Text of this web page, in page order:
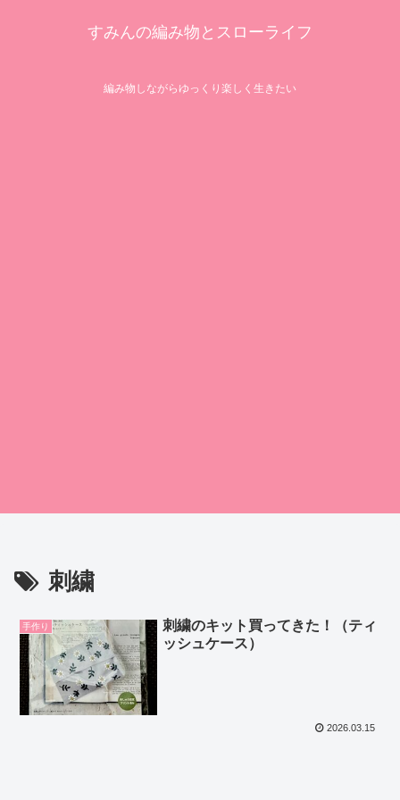
すみんの編み物とスローライフ
編み物しながらゆっくり楽しく生きたい
刺繍
手作り
刺繍のキット買ってきた！（ティ
ッシュケース）
2026.03.15